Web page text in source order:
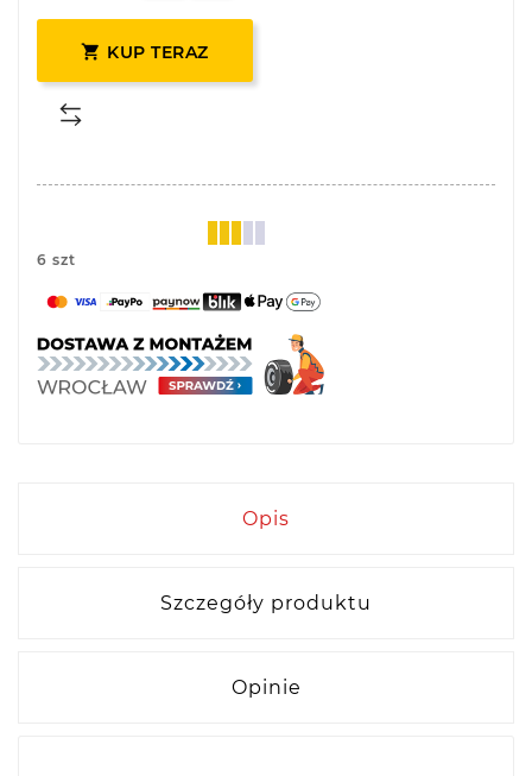
 KUP TERAZ
6 szt
Opis
Szczegóły produktu
Opinie